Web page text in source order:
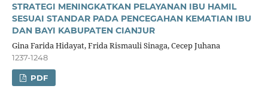
STRATEGI MENINGKATKAN PELAYANAN IBU HAMIL
SESUAI STANDAR PADA PENCEGAHAN KEMATIAN IBU
DAN BAYI KABUPATEN CIANJUR
Gina Farida Hidayat, Frida Rismauli Sinaga, Cecep Juhana
1237-1248
PDF